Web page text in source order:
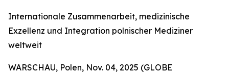
Internationale Zusammenarbeit, medizinische
Exzellenz und Integration polnischer Mediziner
weltweit
WARSCHAU, Polen, Nov. 04, 2025 (GLOBE